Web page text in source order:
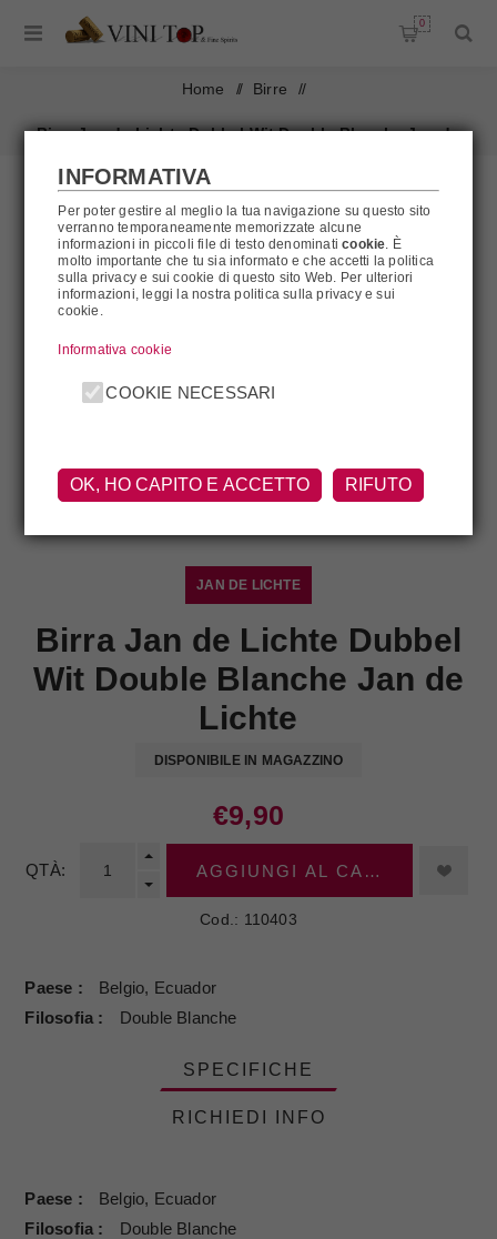
0
Home / Birre /
Birra Jan de Lichte Dubbel Wit Double Blanche Jan de
JAN DE LICHTE
Birra Jan de Lichte Dubbel
Wit Double Blanche Jan de
Lichte
DISPONIBILE IN MAGAZZINO
€9,90
QTÀ: AGGIUNGI AL CARRELLO
Cod.: 110403
Paese
Belgio, Ecuador
Filosofia
Double Blanche
SPECIFICHE
RICHIEDI INFO
Paese
Belgio, Ecuador
Filosofia
Double Blanche
INFORMATIVA
Per poter gestire al meglio la tua navigazione su questo sito
verranno temporaneamente memorizzate alcune
informazioni in piccoli file di testo denominaticookie. È
molto importante che tu sia informato e che accetti la politica
sulla privacy e sui cookie di questo sito Web. Per ulteriori
informazioni, leggi la nostra politica sulla privacy e sui
cookie.
Informativa cookie
COOKIE NECESSARI
OK, HO CAPITO E ACCETTO RIFUTO